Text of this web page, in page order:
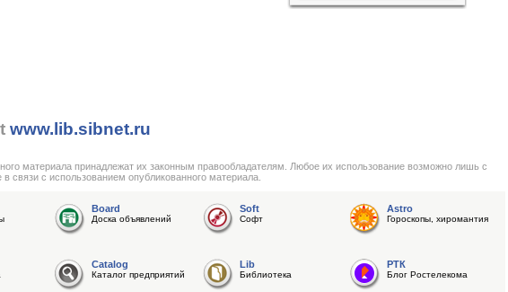
www.lib.sibnet.ru
материала принадлежат их законным правообладателям. Любое их использование возможно лишь с
связи с использованием опубликованного материала.
Board
Доска объявлений
Soft
Софт
Astro
Гороскопы, хиромантия
Catalog
Каталог предприятий
Lib
Библиотека
РТК
Блог Ростелекома